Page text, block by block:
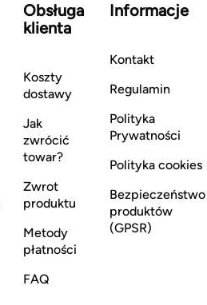
Obsługa
klienta
Koszty
dostawy
Jak
zwrócić
towar?
Zwrot
produktu
Metody
płatności
FAQ
Informacje
Kontakt
Regulamin
Polityka
Prywatności
Polityka cookies
Bezpieczeństwo
produktów
(GPSR)